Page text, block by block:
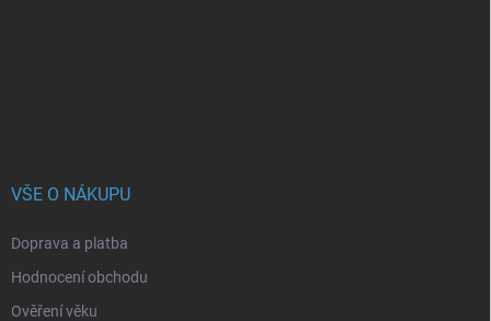
VŠE O NÁKUPU
Doprava a platba
Hodnocení obchodu
Ověření věku